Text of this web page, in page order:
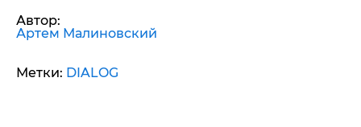
Автор:
Артем Малиновский
Метки: DIALOG